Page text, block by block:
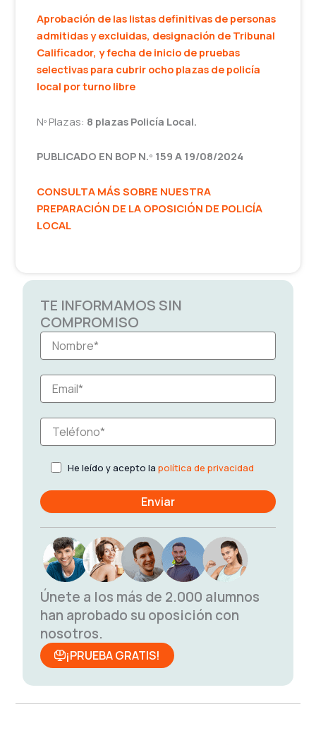
Aprobación de las listas definitivas de personas
admitidas y excluidas, designación de Tribunal
Calificador, y fecha de inicio de pruebas
selectivas para cubrir ocho plazas de policía
local por turno libre
Nº Plazas: 8 plazas Policía Local.
PUBLICADO EN BOP N.º 159 A 19/08/2024
CONSULTA MÁS SOBRE NUESTRA
PREPARACIÓN DE LA OPOSICIÓN DE POLICÍA
LOCAL
TE INFORMAMOS SIN
COMPROMISO
He leído y acepto la política de privacidad
Únete a los más de 2.000 alumnos
han aprobado su oposición con
nosotros.
¡PRUEBA GRATIS!